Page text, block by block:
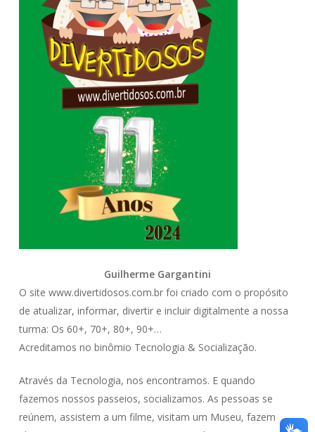
Guilherme Gargantini
O site www.divertidosos.com.br foi criado com o propósito
de atualizar, informar, divertir e incluir digitalmente a nossa
turma: Os 60+, 70+, 80+, 90+…
Acreditamos no binômio Tecnologia & Socialização.
Através da Tecnologia, nos encontramos. E quando
fazemos nossos passeios, socializamos. As pessoas se
reúnem, assistem a um filme, visitam um Museu, fazem